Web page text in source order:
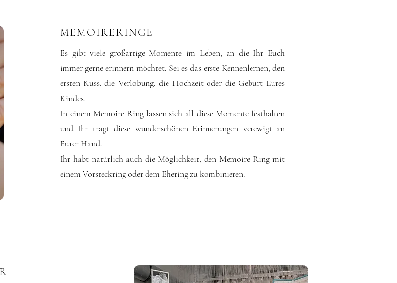
MEMOIRERINGE
Es gibt viele großartige Momente im Leben, an die Ihr Euch
immer gerne erinnern möchtet. Sei es das erste Kennenlernen, den
ersten Kuss, die Verlobung, die Hochzeit oder die Geburt Eures
Kindes.
In einem Memoire Ring lassen sich all diese Momente festhalten
und Ihr tragt diese wunderschönen Erinnerungen verewigt an
Eurer Hand.
Ihr habt natürlich auch die Möglichkeit, den Memoire Ring mit
einem Vorsteckring oder dem Ehering zu kombinieren.